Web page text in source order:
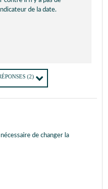
de la date.
(2)
de changer la